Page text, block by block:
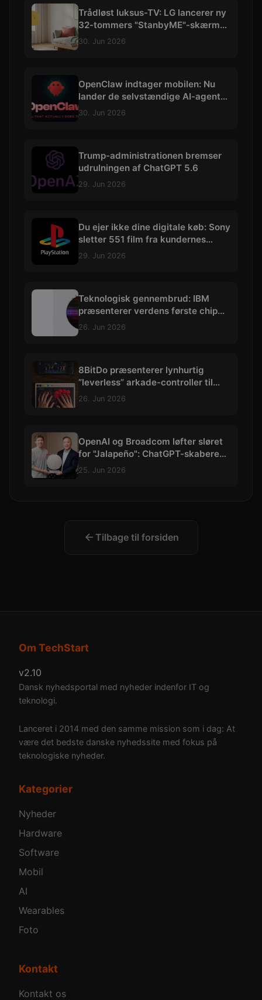
Trådløst luksus-TV: LG lancerer ny
32-tommers "StanbyME"-skærm
med 4K og batteri
30. Jun 2026
OpenClaw indtager mobilen: Nu
lander de selvstændige AI-agenter
på iOS og Android
30. Jun 2026
Trump-administrationen bremser
udrulningen af ChatGPT 5.6
29. Jun 2026
Du ejer ikke dine digitale køb: Sony
sletter 551 film fra kundernes
biblioteker
29. Jun 2026
Teknologisk gennembrud: IBM
præsenterer verdens første chip
skabt med præcision under 1 nm
26. Jun 2026
8BitDo præsenterer lynhurtig
”leverless” arkade-controller til
hardcore kampspils-entusiaster
26. Jun 2026
OpenAI og Broadcom løfter sløret
for "Jalapeño": ChatGPT-skaberens
allerførste AI-chip
25. Jun 2026
Tilbage til forsiden
Om TechStart
v2.10
Dansk nyhedsportal med nyheder indenfor IT og
teknologi.
Lanceret i 2014 med den samme mission som i dag: At
være det bedste danske nyhedssite med fokus på
teknologiske nyheder.
Kategorier
Nyheder
Hardware
Software
Mobil
AI
Wearables
Foto
Kontakt
Kontakt os